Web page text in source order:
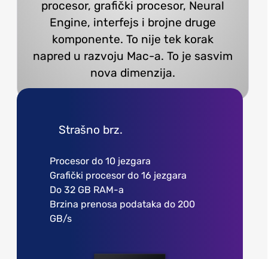
procesor, grafički procesor, Neural
Engine, interfejs i brojne druge
komponente. To nije tek korak
napred u razvoju Mac-a. To je sasvim
nova dimenzija.
Strašno brz.
Procesor do 10 jezgara
Grafički procesor do 16 jezgara
Do 32 GB RAM-a
Brzina prenosa podataka do 200
GB/s